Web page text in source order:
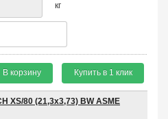
кг
В корзину Купить в 1 клик
XS/80 (21,3х3,73) BW ASME